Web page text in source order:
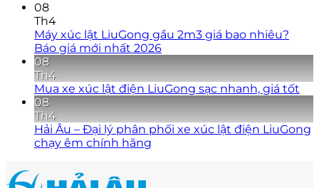
08
Th4
Máy xúc lật LiuGong gầu 2m3 giá bao nhiêu?
Báo giá mới nhất 2026
08
Th4
Mua xe xúc lật điện LiuGong sạc nhanh, giá tốt
08
Th4
Hải Âu – Đại lý phân phối xe xúc lật điện LiuGong
chạy êm chính hãng